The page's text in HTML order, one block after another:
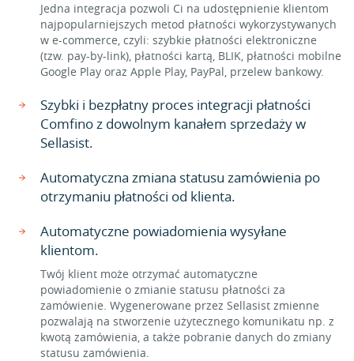
Jedna integracja pozwoli Ci na udostępnienie klientom
najpopularniejszych metod płatności wykorzystywanych
w e-commerce, czyli: szybkie płatności elektroniczne
(tzw. pay-by-link), płatności kartą, BLIK, płatności mobilne
Google Play oraz Apple Play, PayPal, przelew bankowy.
Szybki i bezpłatny proces integracji płatności
Comfino z dowolnym kanałem sprzedaży w
Sellasist.
Automatyczna zmiana statusu zamówienia po
otrzymaniu płatności od klienta.
Automatyczne powiadomienia wysyłane
klientom.
Twój klient może otrzymać automatyczne
powiadomienie o zmianie statusu płatności za
zamówienie. Wygenerowane przez Sellasist zmienne
pozwalają na stworzenie użytecznego komunikatu np. z
kwotą zamówienia, a także pobranie danych do zmiany
statusu zamówienia.